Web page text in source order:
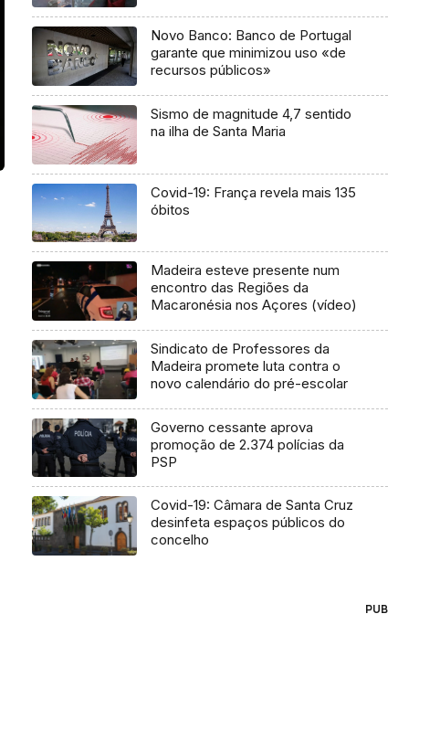
Novo Banco: Banco de Portugal
garante que minimizou uso «de
recursos públicos»
Sismo de magnitude 4,7 sentido
na ilha de Santa Maria
Covid-19: França revela mais 135
óbitos
Madeira esteve presente num
encontro das Regiões da
Macaronésia nos Açores (vídeo)
Sindicato de Professores da
Madeira promete luta contra o
novo calendário do pré-escolar
Governo cessante aprova
promoção de 2.374 polícias da
PSP
Covid-19: Câmara de Santa Cruz
desinfeta espaços públicos do
concelho
PUB